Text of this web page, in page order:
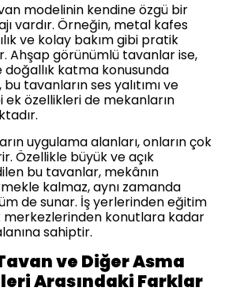
modelinin kendine özgü bir
vardır. Örneğin, metal kafes
ve kolay bakım gibi pratik
Ahşap görünümlü tavanlar ise,
doğallık katma konusunda
bu tavanların ses yalıtımı ve
ek özellikleri de mekanların
uygulama alanları, onların çok
Özellikle büyük ve açık
bu tavanlar, mekânın
kalmaz, aynı zamanda
de sunar. İş yerlerinden eğitim
merkezlerinden konutlara kadar
sahiptir.
ve Diğer Asma
Arasındaki Farklar